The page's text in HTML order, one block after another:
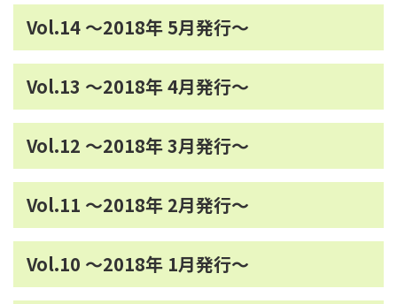
Vol.14 ～2018年 5月発行～
Vol.13 ～2018年 4月発行～
Vol.12 ～2018年 3月発行～
Vol.11 ～2018年 2月発行～
Vol.10 ～2018年 1月発行～